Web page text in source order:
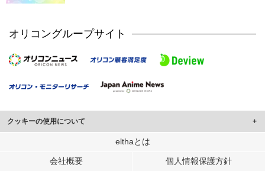
オリコングループサイト
クッキーの使用について
このサイトでは Cookie を使用して、ユーザーに合わせたコンテンツや広告の
行っています。
elthaとは
会社概要 個人情報保護方針